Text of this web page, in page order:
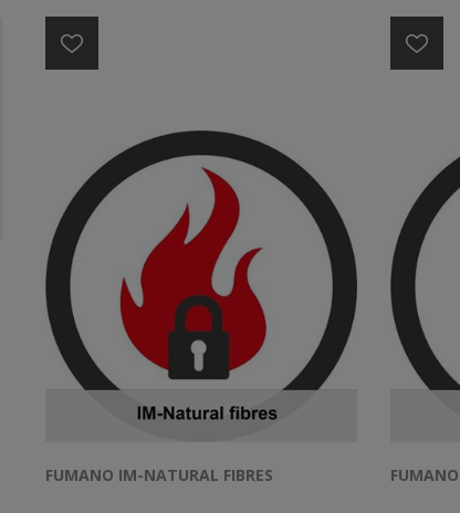
plafonds.
FUMANO IM-NATURAL FIBRES